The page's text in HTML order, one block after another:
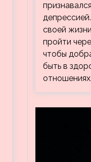
своей
пройти
чтобы
быть в